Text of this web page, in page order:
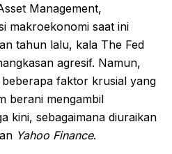
Management,
makroekonomi saat ini
tahun lalu, kala The Fed
agresif. Namun,
faktor krusial yang
berani mengambil
kini, sebagaimana diuraikan
Yahoo Finance.